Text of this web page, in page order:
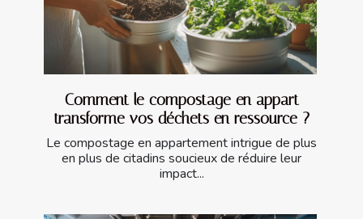
Comment le compostage en appart
transforme vos déchets en ressource ?
Le compostage en appartement intrigue de plus
en plus de citadins soucieux de réduire leur
impact...